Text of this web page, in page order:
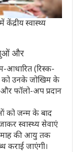
स्वास्थ्य
और
आधारित (रिस्क-
को उनके जोखिम के
फॉलो-अप प्रदान
को जन्म के बाद
स्वास्थ्य सेवाएं
माह की आयु तक
कराई जाएंगी।